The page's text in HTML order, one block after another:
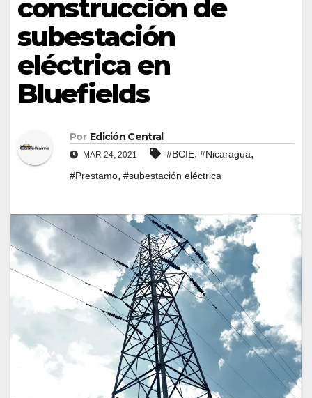
construcción de
subestación
eléctrica en
Bluefields
Por Edición Central
MAR 24, 2021 #BCIE, #Nicaragua,
#Prestamo, #subestación eléctrica